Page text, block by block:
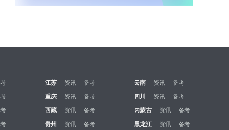
江苏 资讯 备考 云南 资讯
备考
重庆 资讯 备考 四川 资讯
备考
西藏 资讯 备考 内蒙古 资讯
备考
贵州 资讯 备考 黑龙江 资讯
备考